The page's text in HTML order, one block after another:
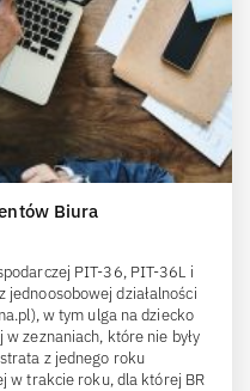
Biura
PIT-36, PIT-36L i
jednoosobowej działalności
w tym ulga na dziecko
zeznaniach, które nie były
z jednego roku
w trakcie roku, dla której BR